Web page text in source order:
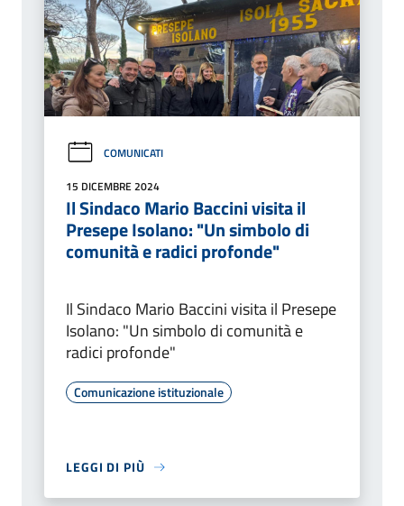
COMUNICATI
15 DICEMBRE 2024
Il Sindaco Mario Baccini visita il
Presepe Isolano: "Un simbolo di
comunità e radici profonde"
Il Sindaco Mario Baccini visita il Presepe
Isolano: "Un simbolo di comunità e
radici profonde"
Comunicazione istituzionale
LEGGI DI PIÙ